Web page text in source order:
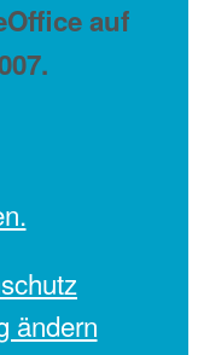
auf
ändern